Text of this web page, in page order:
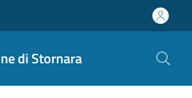
di Stornara